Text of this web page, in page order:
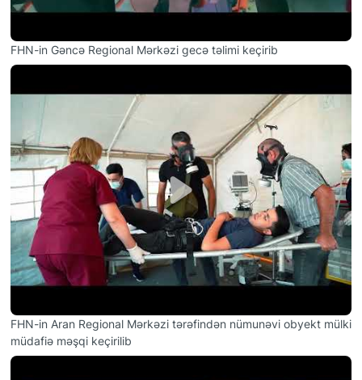
FHN-in Gəncə Regional Mərkəzi gecə təlimi keçirib
FHN-in Aran Regional Mərkəzi tərəfindən nümunəvi obyekt mülki
müdafiə məşqi keçirilib